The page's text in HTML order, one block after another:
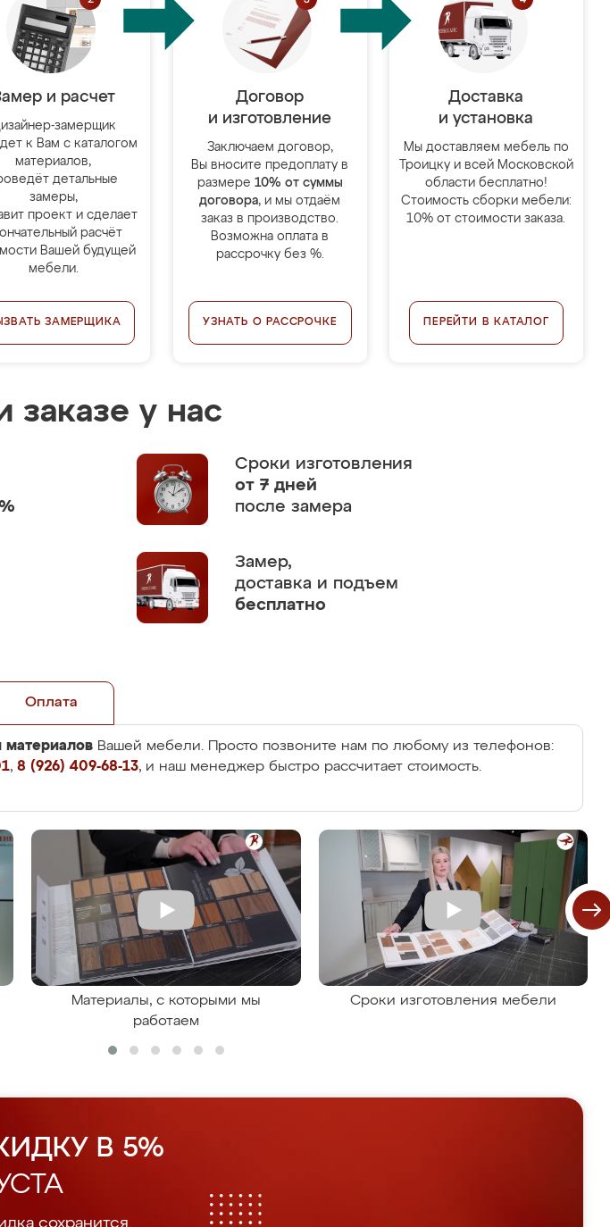
и расчет
замерщик
к Вам с каталогом
материалов,
детальные
замеры,
проект и сделает
расчёт
Вашей будущей
мебели.
ЗАМЕРЩИКА
Договор
и изготовление
Заключаем договор,
Вы вносите предоплату в
размере 10% от суммы
договора, и мы отдаём
заказ в производство.
Возможна оплата в
рассрочку без %.
УЗНАТЬ О РАССРОЧКЕ
Доставка
и установка
Мы доставляем мебель по
Троицку и всей Московской
области бесплатно!
Стоимость сборки мебели:
10% от стоимости заказа.
ПЕРЕЙТИ В КАТАЛОГ
заказе у нас
Сроки изготовления
от 7 дней
после замера
Замер,
доставка и подъем
бесплатно
Оплата
материалов Вашей мебели. Просто позвоните нам по любому из телефонов:
, 8 (926) 409-68-13, и наш менеджер быстро рассчитает стоимость.
Материалы, с которыми мы
работаем
Сроки изготовления мебели
В 5%
сохранится.